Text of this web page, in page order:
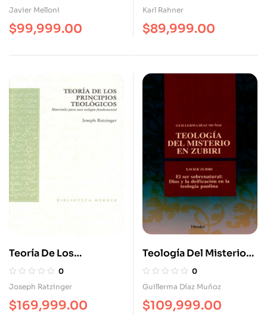
Javier Melloni
$99,999.00
Karl Rahner
$89,999.00
Teoría De Los
Principios Teológicos
0
Joseph Ratzinger
$169,999.00
Teología Del Misterio
En Zubiri
0
Guillerma Díaz Muñoz
$109,999.00